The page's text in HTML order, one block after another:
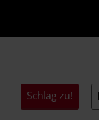
Schlag zu!